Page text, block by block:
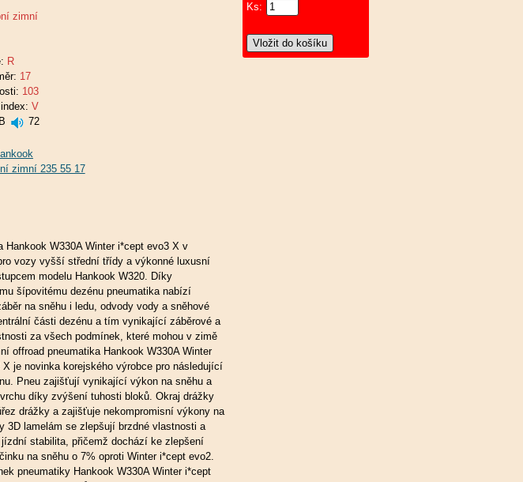
zimní
R
17
103
V
B 72
Hankook W330A Winter i*cept evo3 X v
vozy vyšší střední třídy a výkonné luxusní
modelu Hankook W320. Díky
šípovitému dezénu pneumatika nabízí
na sněhu i ledu, odvody vody a sněhové
části dezénu a tím vynikající záběrové a
za všech podmínek, které mohou v zimě
offroad pneumatika Hankook W330A Winter
X je novinka korejského výrobce pro následující
Pneu zajišťují vynikající výkon na sněhu a
díky zvýšení tuhosti bloků. Okraj drážky
drážky a zajišťuje nekompromisní výkony na
3D lamelám se zlepšují brzdné vlastnosti a
stabilita, přičemž dochází ke zlepšení
na sněhu o 7% oproti Winter i*cept evo2.
pneumatiky Hankook W330A Winter i*cept
Ks: